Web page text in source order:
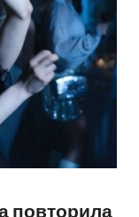
повторила